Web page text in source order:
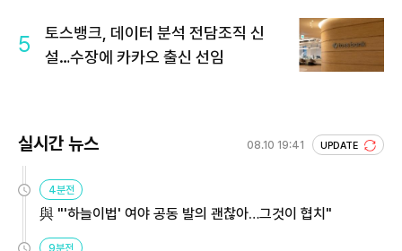
5
토스뱅크, 데이터 분석 전담조직 신
설…수장에 카카오 출신 선임
실시간 뉴스 08.10 19:41 UPDATE
4분전
與 "'하늘이법' 여야 공동 발의 괜찮아…그것이 협치"
9분전